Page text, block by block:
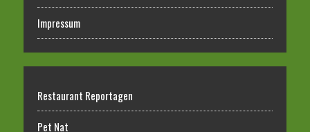
Impressum
Restaurant Reportagen
Pet Nat